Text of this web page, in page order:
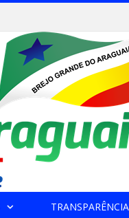
TRANSPARÊNCIA